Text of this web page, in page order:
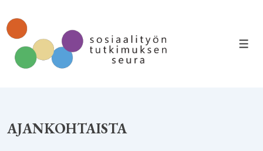
Siirry
pääsisältöön
AJANKOHTAISTA